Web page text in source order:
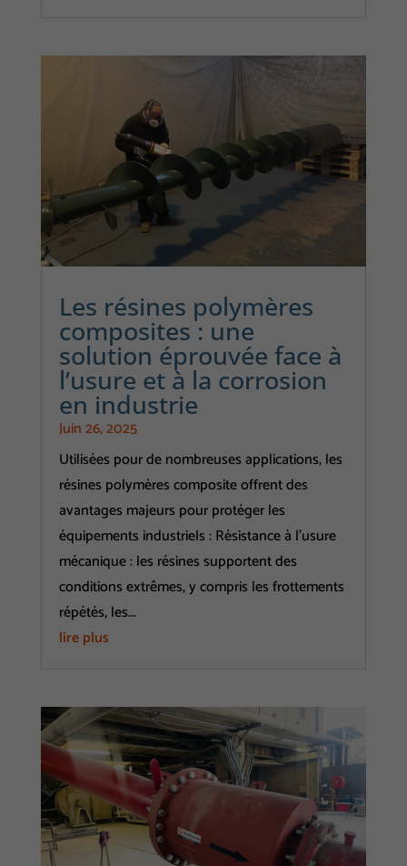
Les résines polymères
composites : une
solution éprouvée face à
l’usure et à la corrosion
en industrie
Juin 26, 2025
Utilisées pour de nombreuses applications, les
résines polymères composite offrent des
avantages majeurs pour protéger les
équipements industriels : Résistance à l’usure
mécanique : les résines supportent des
conditions extrêmes, y compris les frottements
répétés, les...
lire plus